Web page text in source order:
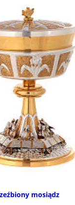
mosiądz